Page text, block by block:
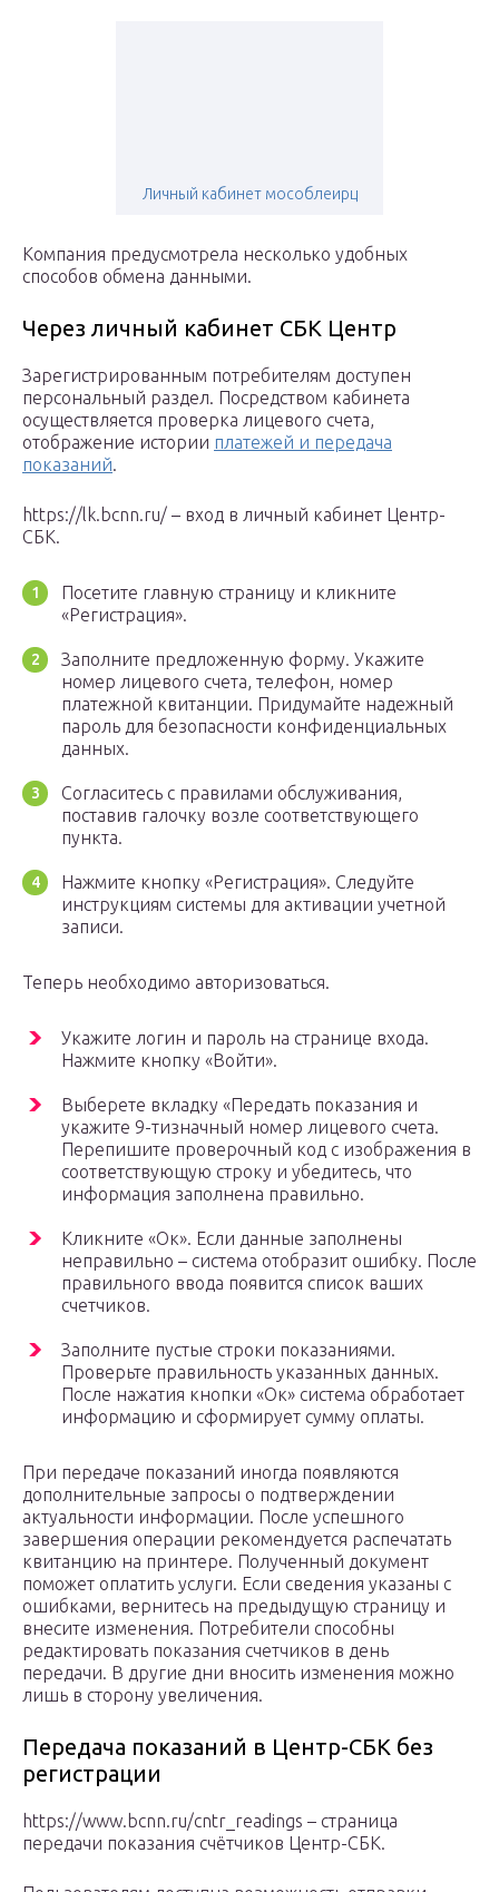
Личный кабинет мособлеирц
Компания предусмотрела несколько удобных
способов обмена данными.
Через личный кабинет СБК Центр
Зарегистрированным потребителям доступен
персональный раздел. Посредством кабинета
осуществляется проверка лицевого счета,
отображение истории платежей и передача
показаний.
https://lk.bcnn.ru/ – вход в личный кабинет Центр-
СБК.
Посетите главную страницу и кликните
«Регистрация».
Заполните предложенную форму. Укажите
номер лицевого счета, телефон, номер
платежной квитанции. Придумайте надежный
пароль для безопасности конфиденциальных
данных.
Согласитесь с правилами обслуживания,
поставив галочку возле соответствующего
пункта.
Нажмите кнопку «Регистрация». Следуйте
инструкциям системы для активации учетной
записи.
Теперь необходимо авторизоваться.
Укажите логин и пароль на странице входа.
Нажмите кнопку «Войти».
Выберете вкладку «Передать показания и
укажите 9-тизначный номер лицевого счета.
Перепишите проверочный код с изображения в
соответствующую строку и убедитесь, что
информация заполнена правильно.
Кликните «Ок». Если данные заполнены
неправильно – система отобразит ошибку. После
правильного ввода появится список ваших
счетчиков.
Заполните пустые строки показаниями.
Проверьте правильность указанных данных.
После нажатия кнопки «Ок» система обработает
информацию и сформирует сумму оплаты.
При передаче показаний иногда появляются
дополнительные запросы о подтверждении
актуальности информации. После успешного
завершения операции рекомендуется распечатать
квитанцию на принтере. Полученный документ
поможет оплатить услуги. Если сведения указаны с
ошибками, вернитесь на предыдущую страницу и
внесите изменения. Потребители способны
редактировать показания счетчиков в день
передачи. В другие дни вносить изменения можно
лишь в сторону увеличения.
Передача показаний в Центр-СБК без
регистрации
https://www.bcnn.ru/cntr_readings – страница
передачи показания счётчиков Центр-СБК.